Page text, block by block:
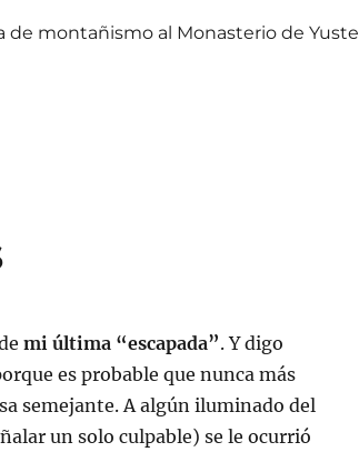
de montañismo al Monasterio de Yuste
mi última “escapada”. Y digo
es probable que nunca más
semejante. A algún iluminado del
un solo culpable) se le ocurrió